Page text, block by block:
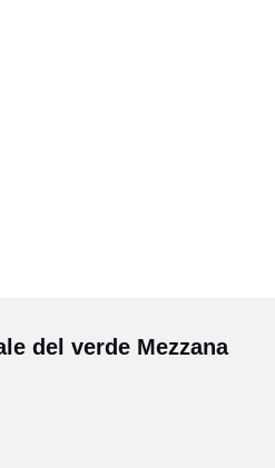
del verde Mezzana